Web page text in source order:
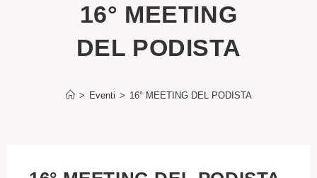
16° MEETING
DEL PODISTA
> Eventi > 16° MEETING DEL PODISTA